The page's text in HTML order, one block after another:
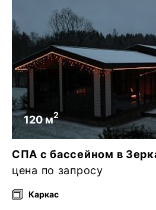
120 м2
СПА с бассейном в
цена по запросу
Каркас